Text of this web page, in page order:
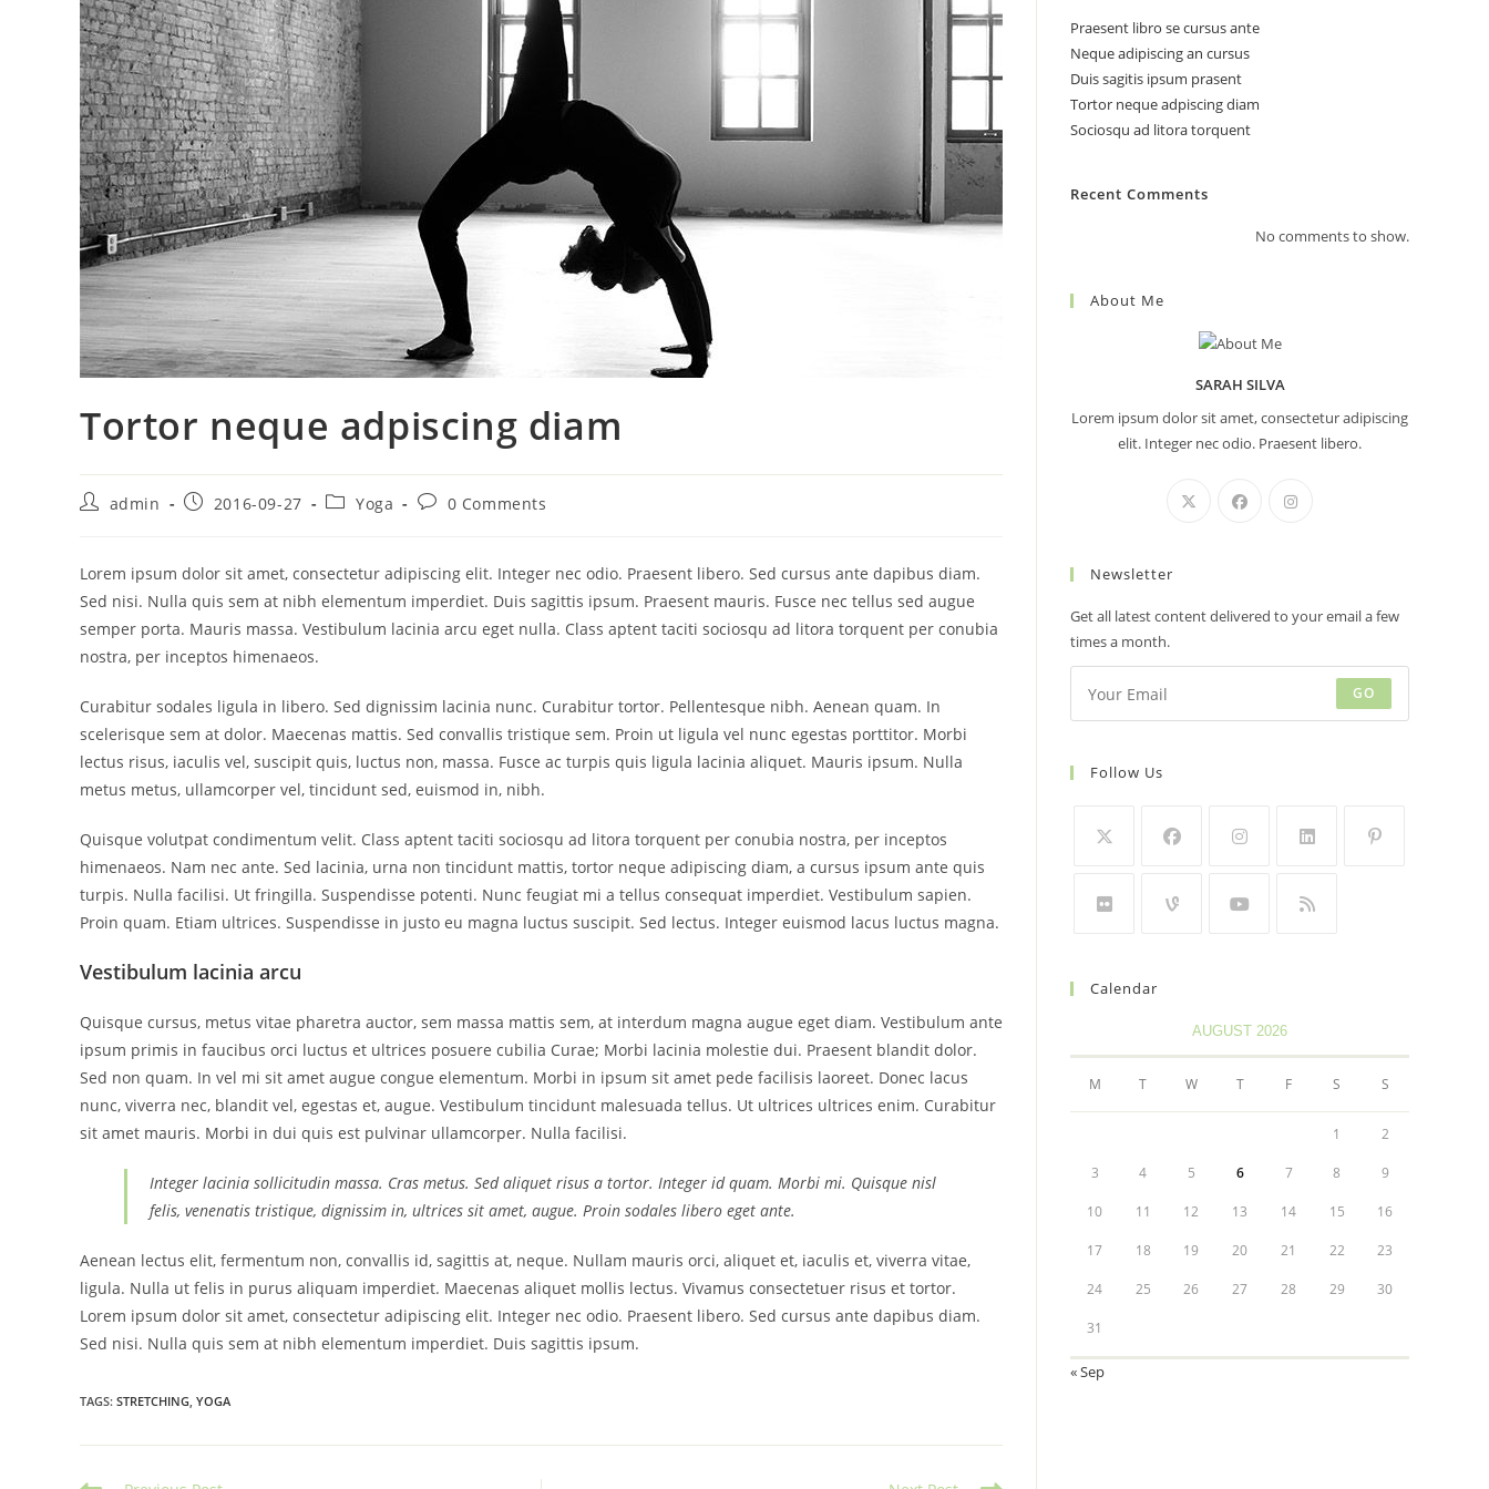
Tortor neque adpiscing diam
Postadmin
Post2016-09-27
PostYoga
Post0 Comments
Lorem ipsum dolor sit amet, consectetur adipiscing elit. Integer nec odio. Praesent libero. Sed cursus ante dapibus diam.
Sed nisi. Nulla quis sem at nibh elementum imperdiet. Duis sagittis ipsum. Praesent mauris. Fusce nec tellus sed augue
semper porta. Mauris massa. Vestibulum lacinia arcu eget nulla. Class aptent taciti sociosqu ad litora torquent per conubia
nostra, per inceptos himenaeos.
Curabitur sodales ligula in libero. Sed dignissim lacinia nunc. Curabitur tortor. Pellentesque nibh. Aenean quam. In
scelerisque sem at dolor. Maecenas mattis. Sed convallis tristique sem. Proin ut ligula vel nunc egestas porttitor. Morbi
lectus risus, iaculis vel, suscipit quis, luctus non, massa. Fusce ac turpis quis ligula lacinia aliquet. Mauris ipsum. Nulla
metus metus, ullamcorper vel, tincidunt sed, euismod in, nibh.
Quisque volutpat condimentum velit. Class aptent taciti sociosqu ad litora torquent per conubia nostra, per inceptos
himenaeos. Nam nec ante. Sed lacinia, urna non tincidunt mattis, tortor neque adipiscing diam, a cursus ipsum ante quis
turpis. Nulla facilisi. Ut fringilla. Suspendisse potenti. Nunc feugiat mi a tellus consequat imperdiet. Vestibulum sapien.
Proin quam. Etiam ultrices. Suspendisse in justo eu magna luctus suscipit. Sed lectus. Integer euismod lacus luctus magna.
Vestibulum lacinia arcu
Quisque cursus, metus vitae pharetra auctor, sem massa mattis sem, at interdum magna augue eget diam. Vestibulum ante
ipsum primis in faucibus orci luctus et ultrices posuere cubilia Curae; Morbi lacinia molestie dui. Praesent blandit dolor.
Sed non quam. In vel mi sit amet augue congue elementum. Morbi in ipsum sit amet pede facilisis laoreet. Donec lacus
nunc, viverra nec, blandit vel, egestas et, augue. Vestibulum tincidunt malesuada tellus. Ut ultrices ultrices enim. Curabitur
sit amet mauris. Morbi in dui quis est pulvinar ullamcorper. Nulla facilisi.
Integer lacinia sollicitudin massa. Cras metus. Sed aliquet risus a tortor. Integer id quam. Morbi mi. Quisque nisl
felis, venenatis tristique, dignissim in, ultrices sit amet, augue. Proin sodales libero eget ante.
Aenean lectus elit, fermentum non, convallis id, sagittis at, neque. Nullam mauris orci, aliquet et, iaculis et, viverra vitae,
ligula. Nulla ut felis in purus aliquam imperdiet. Maecenas aliquet mollis lectus. Vivamus consectetuer risus et tortor.
Lorem ipsum dolor sit amet, consectetur adipiscing elit. Integer nec odio. Praesent libero. Sed cursus ante dapibus diam.
Sed nisi. Nulla quis sem at nibh elementum imperdiet. Duis sagittis ipsum.
TAGS: STRETCHING, YOGA
Praesent libro se cursus ante
Neque adipiscing an cursus
Duis sagitis ipsum prasent
Tortor neque adpiscing diam
Sociosqu ad litora torquent
Recent Comments
No comments to show.
About Me
SARAH SILVA
Lorem ipsum dolor sit amet, consectetur adipiscing
elit. Integer nec odio. Praesent libero.
Newsletter
Get all latest content delivered to your email a few
times a month.
GO
Follow Us
Calendar
AUGUST 2026
M T W T F S S
1 2
3 4 5 6 7 8 9
10 11 12 13 14 15 16
17 18 19 20 21 22 23
24 25 26 27 28 29 30
31
« Sep